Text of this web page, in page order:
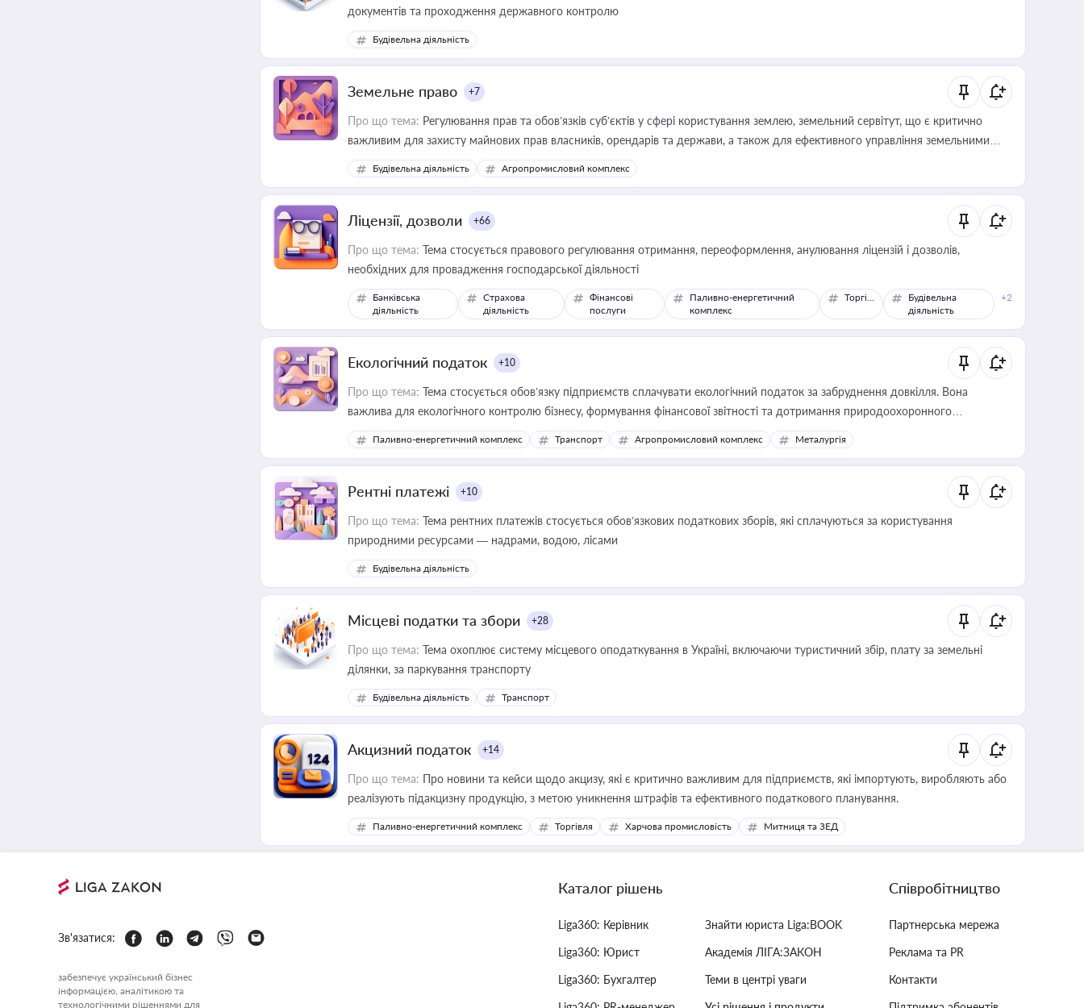
документів та проходження державного контролю
Будівельна діяльність
Земельне право +7
Про що тема: Регулювання прав та обов’язків суб’єктів у сфері користування землею, земельний сервітут, що є критично
важливим для захисту майнових прав власників, орендарів та держави, а також для ефективного управління земельними
ресурсами
Будівельна діяльність Агропромисловий комплекс
Ліцензії, дозволи +66
Про що тема: Тема стосується правового регулювання отримання, переоформлення, анулювання ліцензій і дозволів,
необхідних для провадження господарської діяльності
Банківська
діяльність
Страхова
діяльність
Фінансові
послуги
Паливно-енергетичний
комплекс
Торгівля
Будівельна
діяльність
+2
Екологічний податок +10
Про що тема: Тема стосується обов’язку підприємств сплачувати екологічний податок за забруднення довкілля. Вона
важлива для екологічного контролю бізнесу, формування фінансової звітності та дотримання природоохоронного
законодавства
Паливно-енергетичний комплекс Транспорт Агропромисловий комплекс Металургія
Рентні платежі +10
Про що тема: Тема рентних платежів стосується обов’язкових податкових зборів, які сплачуються за користування
природними ресурсами — надрами, водою, лісами
Будівельна діяльність
Місцеві податки та збори +28
Про що тема: Тема охоплює систему місцевого оподаткування в Україні, включаючи туристичний збір, плату за земельні
ділянки, за паркування транспорту
Будівельна діяльність Транспорт
Акцизний податок +14
Про що тема: Про новини та кейси щодо акцизу, які є критично важливим для підприємств, які імпортують, виробляють або
реалізують підакцизну продукцію, з метою уникнення штрафів та ефективного податкового планування.
Паливно-енергетичний комплекс Торгівля Харчова промисловість Митниця та ЗЕД
Зв'язатися:
забезпечує український бізнес
інформацією, аналітикою та
технологічними рішеннями для
Каталог рішень
Liga360: Керівник
Liga360: Юрист
Liga360: Бухгалтер
Знайти юриста Liga:BOOK
Академія ЛІГА:ЗАКОН
Теми в центрі уваги
Співробітництво
Партнерська мережа
Реклама та PR
Контакти